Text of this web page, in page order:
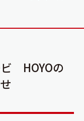
ビ HOYOの